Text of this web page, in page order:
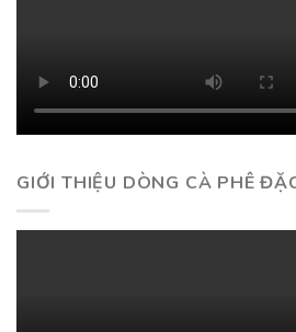
GIỚI THIỆU DÒNG CÀ PHÊ